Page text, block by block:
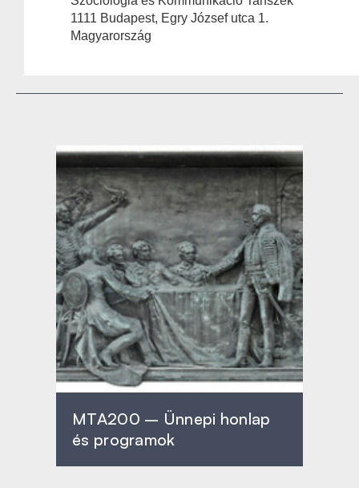
1111 Budapest, Egry József utca 1.
Magyarország
MTA200 – Ünnepi honlap
és programok